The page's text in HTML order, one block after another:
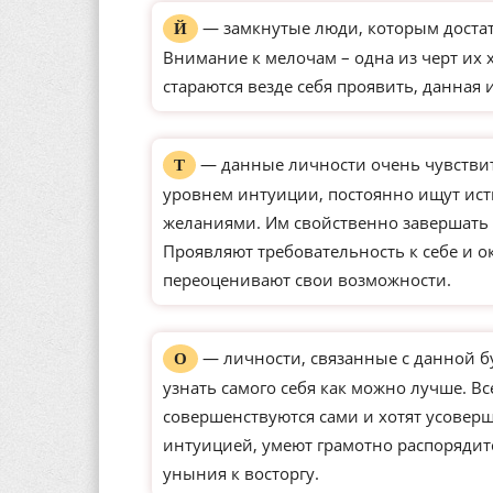
Й
— замкнутые люди, которым
Внимание к мелочам – одна из черт их
стараются везде себя проявить,
Т
— данные личности очень
уровнем интуиции, постоянно ищут
желаниями. Им свойственно
Проявляют требовательность к себе
переоценивают свои возможности.
О
— личности, связанные с данной
узнать самого себя как можно лучше.
совершенствуются сами и хотят
интуицией, умеют грамотно
уныния к восторгу.